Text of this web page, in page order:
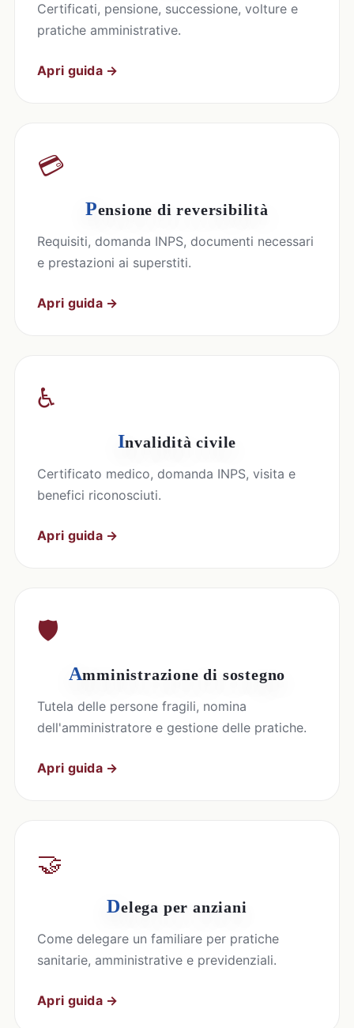
Certificati, pensione, successione, volture e
pratiche amministrative.
Apri guida →
💳
Pensione di reversibilità
Requisiti, domanda INPS, documenti necessari
e prestazioni ai superstiti.
Apri guida →
♿
Invalidità civile
Certificato medico, domanda INPS, visita e
benefici riconosciuti.
Apri guida →
🛡️
Amministrazione di sostegno
Tutela delle persone fragili, nomina
dell'amministratore e gestione delle pratiche.
Apri guida →
🤝
Delega per anziani
Come delegare un familiare per pratiche
sanitarie, amministrative e previdenziali.
Apri guida →